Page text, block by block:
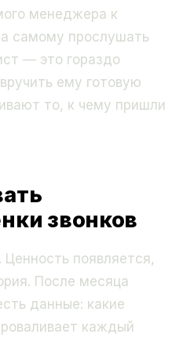
менеджера к
самому прослушать
— это гораздо
ему готовую
то, к чему пришли
звонков
появляется,
После месяца
данные: какие
каждый